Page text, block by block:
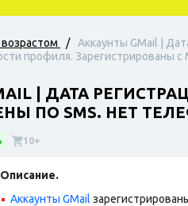
/
Аккаунты GMail |
профиля. Зарегистрированы с
| ДАТА
ПО SMS. НЕТ
10+
Описание.
Аккаунты GMail